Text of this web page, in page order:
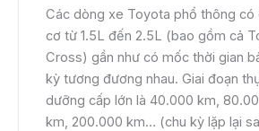
Các dòng xe Toyota phổ thông có
cơ từ 1.5L đến 2.5L (bao gồm cả
Cross) gần như có mốc thời gian
kỳ tương đương nhau. Giai đoạn
dưỡng cấp lớn là 40.000 km,
km, 200.000 km… (chu kỳ lặp lại